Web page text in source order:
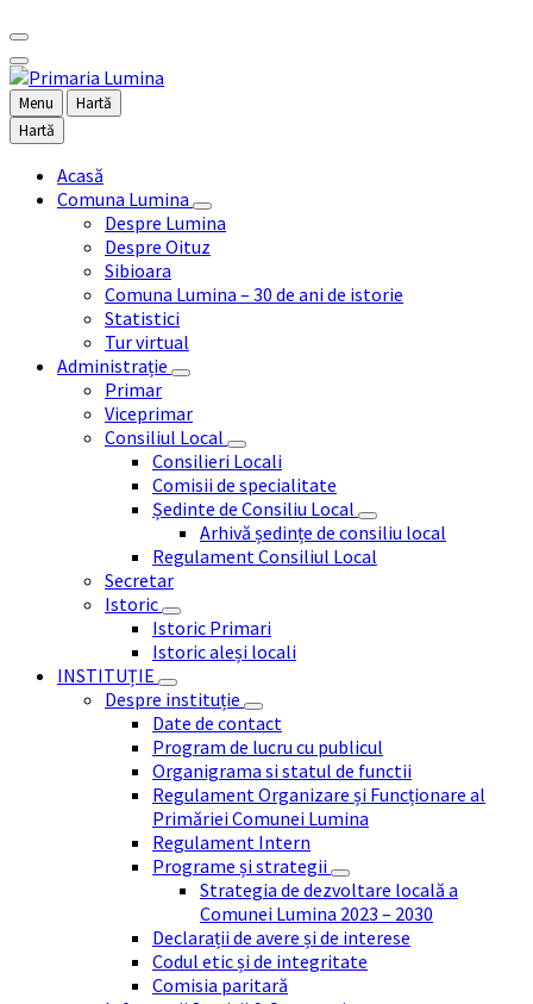
Menu
Hartă
Hartă
Acasă
Comuna Lumina
Despre Lumina
Despre Oituz
Sibioara
Comuna Lumina – 30 de ani de istorie
Statistici
Tur virtual
Administrație
Primar
Viceprimar
Consiliul Local
Consilieri Locali
Comisii de specialitate
Ședinte de Consiliu Local
Arhivă ședințe de consiliu local
Regulament Consiliul Local
Secretar
Istoric
Istoric Primari
Istoric aleși locali
INSTITUȚIE
Despre instituție
Date de contact
Program de lucru cu publicul
Organigrama si statul de functii
Regulament Organizare și Funcționare al
Primăriei Comunei Lumina
Regulament Intern
Programe și strategii
Strategia de dezvoltare locală a
Comunei Lumina 2023 – 2030
Declarații de avere și de interese
Codul etic și de integritate
Comisia paritară